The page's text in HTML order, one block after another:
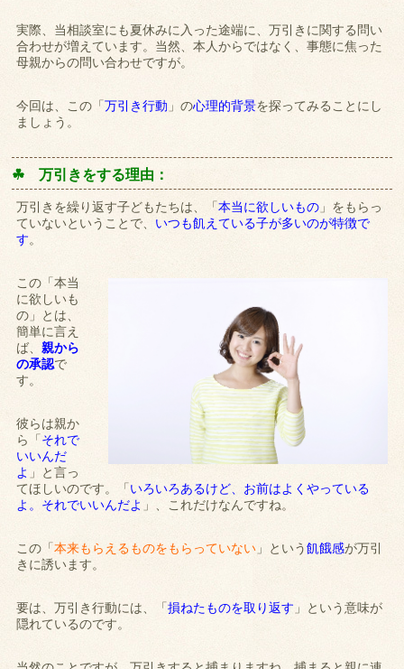
実際、当相談室にも夏休みに入った途端に、万引きに関する問い
合わせが増えています。当然、本人からではなく、事態に焦った
母親からの問い合わせですが。
今回は、この「万引き行動 」の心理的背景を探ってみることにし
ましょう。
☘ 万引きをする理由：
万引きを繰り返す子どもたちは、「本当に欲しいもの 」をもらっ
ていないということで、 いつも飢えている子が多いのが特徴で
す。
この「本当
に欲しいも
の」とは、
簡単に言え
ば、親から
の承認で
す。
彼らは親か
ら「 それで
いいんだ
よ 」と言っ
てほしいのです。「いろいろあるけど、お前はよくやっている
よ。それでいいんだよ 」、これだけなんですね。
この「本来もらえるものをもらっていない 」という飢餓感が万引
きに誘います。
要は、万引き行動には、「損ねたものを取り返す 」という意味が
隠れているのです。